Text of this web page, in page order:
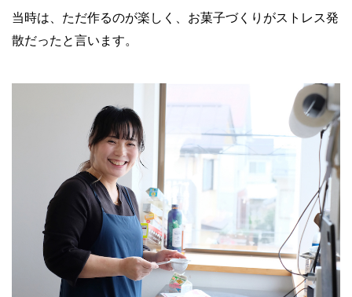
当時は、ただ作るのが楽しく、お菓子づくりがストレス発
散だったと言います。